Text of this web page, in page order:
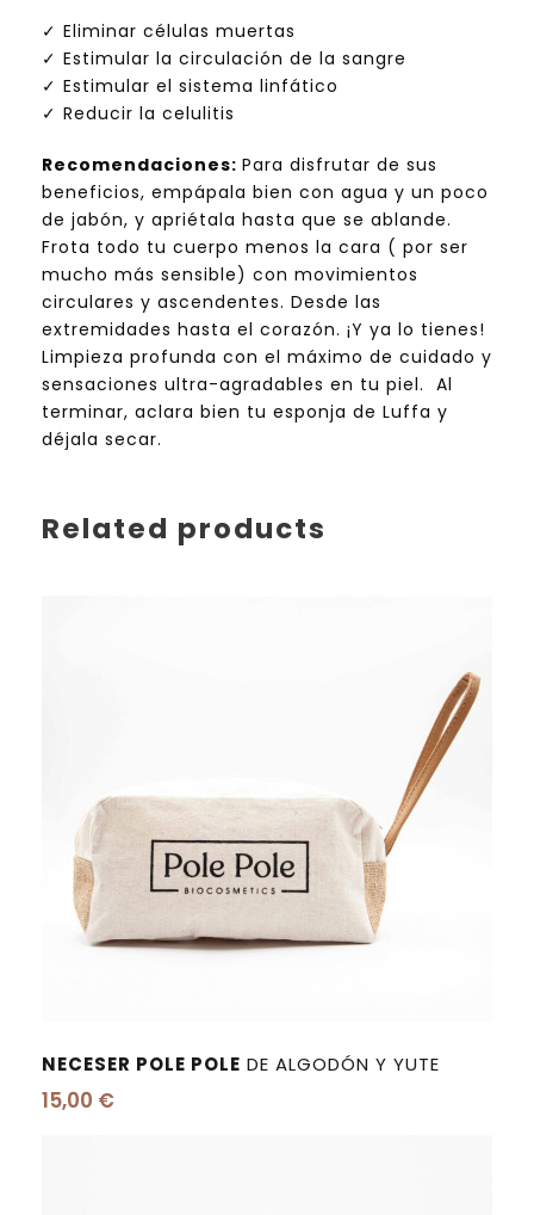
G
E
T
A
B
I
O
c
a
n
t
i
d
a
d
✓ Eliminar células muertas
✓ Estimular la circulación de la sangre
✓ Estimular el sistema linfático
✓ Reducir la celulitis
Recomendaciones: Para disfrutar de sus
beneficios, empápala bien con agua y un poco
de jabón, y apriétala hasta que se ablande.
Frota todo tu cuerpo menos la cara ( por ser
mucho más sensible) con movimientos
circulares y ascendentes. Desde las
extremidades hasta el corazón. ¡Y ya lo tienes!
Limpieza profunda con el máximo de cuidado y
sensaciones ultra-agradables en tu piel. Al
terminar, aclara bien tu esponja de Luffa y
déjala secar.
Related products
NECESER POLE POLE DE ALGODÓN Y YUTE
15,00 €